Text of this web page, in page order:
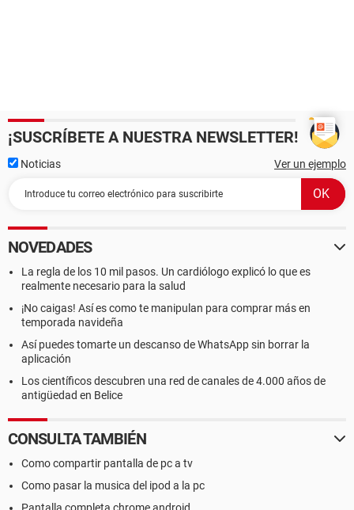
¡SUSCRÍBETE A NUESTRA NEWSLETTER!
Noticias Ver un ejemplo
NOVEDADES
La regla de los 10 mil pasos. Un cardiólogo explicó lo que es
realmente necesario para la salud
¡No caigas! Así es como te manipulan para comprar más en
temporada navideña
Así puedes tomarte un descanso de WhatsApp sin borrar la
aplicación
Los científicos descubren una red de canales de 4.000 años de
antigüedad en Belice
CONSULTA TAMBIÉN
Como compartir pantalla de pc a tv
Como pasar la musica del ipod a la pc